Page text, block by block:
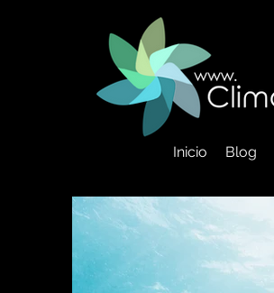
Inicio Blog